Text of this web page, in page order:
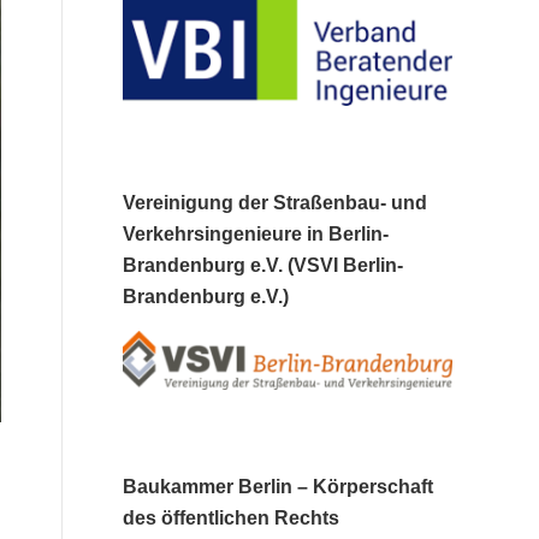
Vereinigung der Straßenbau- und
Verkehrsingenieure in Berlin-
Brandenburg e.V. (VSVI Berlin-
Brandenburg e.V.)
Baukammer Berlin – Körperschaft
des öffentlichen Rechts